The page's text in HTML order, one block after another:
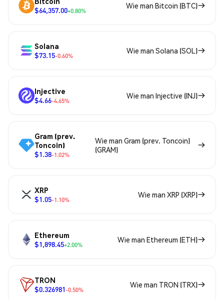
$64,357.00+0.80%
Wie man Bitcoin (BTC)
Solana
$73.15-0.60%
Wie man Solana (SOL)
Injective
$4.66-4.65%
Wie man Injective (INJ)
Gram (prev.
Toncoin)
$1.38-1.02%
Wie man Gram (prev. Toncoin)
(GRAM)
XRP
$1.05-1.10%
Wie man XRP (XRP)
Ethereum
$1,898.45+2.00%
Wie man Ethereum (ETH)
TRON
$0.326981-0.50%
Wie man TRON (TRX)